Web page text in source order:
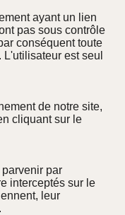
ayant un lien
pas sous contrôle
conséquent toute
est seul
de notre site,
cliquant sur le
par
interceptés sur le
leur